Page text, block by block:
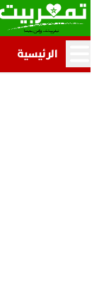
الرئيسية